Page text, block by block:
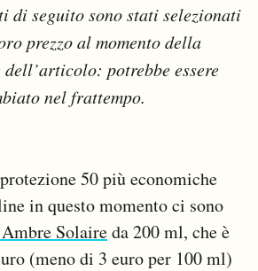
di seguito sono stati selezionati
prezzo al momento della
potrebbe essere
nel frattempo.
50 più economiche
in questo momento ci sono
Solaireda 200 ml, che è
(meno di 3 euro per 100 ml)